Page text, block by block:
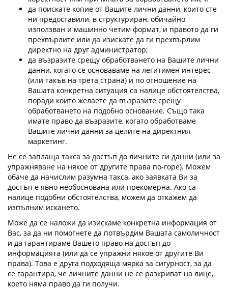
да поискате копие от Вашите лични данни, които сте
ни предоставили, в структуриран, обичайно
използван и машинно четим формат, и правото да ги
прехвърлите или да изискате да ги прехвърлим
директно на друг администратор;
да възразите срещу обработването на Вашите лични
данни, когато се основаваме на легитимен интерес
(или такъв на трета страна) и по отношение на
Вашата конкретна ситуация са налице обстоятелства,
поради които желаете да възразите срещу
обработването на подобно основание. Също така
имате право да възразите, когато обработваме
Вашите лични данни за целите на директния
маркетинг.
Не се заплаща такса за достъп до личните си данни (или за
упражняване на някое от другите права по-горе). Можем
обаче да начислим разумна такса, ако заявката Ви за
достъп е явно необоснована или прекомерна. Ако са
налице подобни обстоятелства, можем да откажем да
изпълним искането.
Може да се наложи да изискаме конкретна информация от
Вас, за да ни помогнете да потвърдим Вашата самоличност
и да гарантираме Вашето право на достъп до
информацията (или да се упражни някое от другите Ви
права). Това е друга подходяща мярка за сигурност, за да
се гарантира, че личните данни не се разкриват на лице,
което няма право да ги получи.